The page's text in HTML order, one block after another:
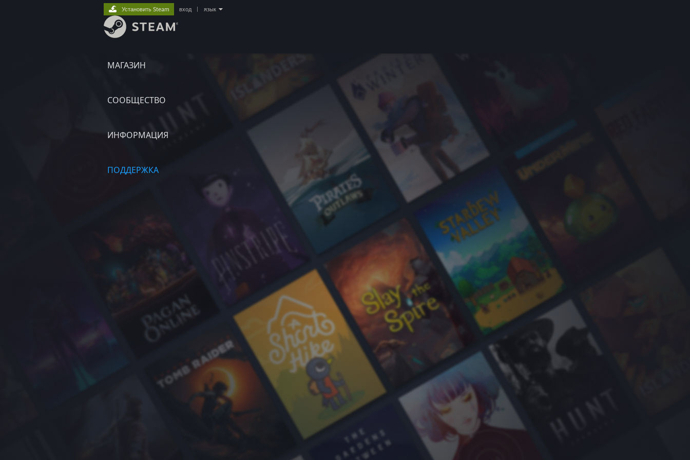
МАГАЗИН
СООБЩЕСТВО
ИНФОРМАЦИЯ
ПОДДЕРЖКА
Установить Steam вход язык